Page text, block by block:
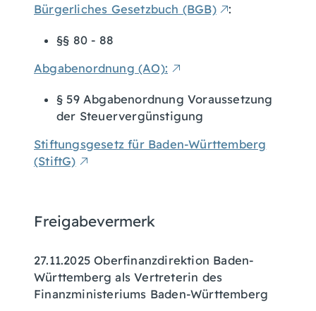
Bürgerliches Gesetzbuch (BGB) :
§§ 80 - 88
Abgabenordnung (AO):
§ 59 Abgabenordnung Voraussetzung
der Steuervergünstigung
Stiftungsgesetz für Baden-Württemberg
(StiftG)
Freigabevermerk
27.11.2025 Oberfinanzdirektion Baden-
Württemberg als Vertreterin des
Finanzministeriums Baden-Württemberg